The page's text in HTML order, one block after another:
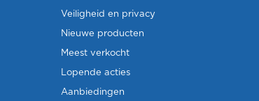
Veiligheid en privacy
Nieuwe producten
Meest verkocht
Lopende acties
Aanbiedingen